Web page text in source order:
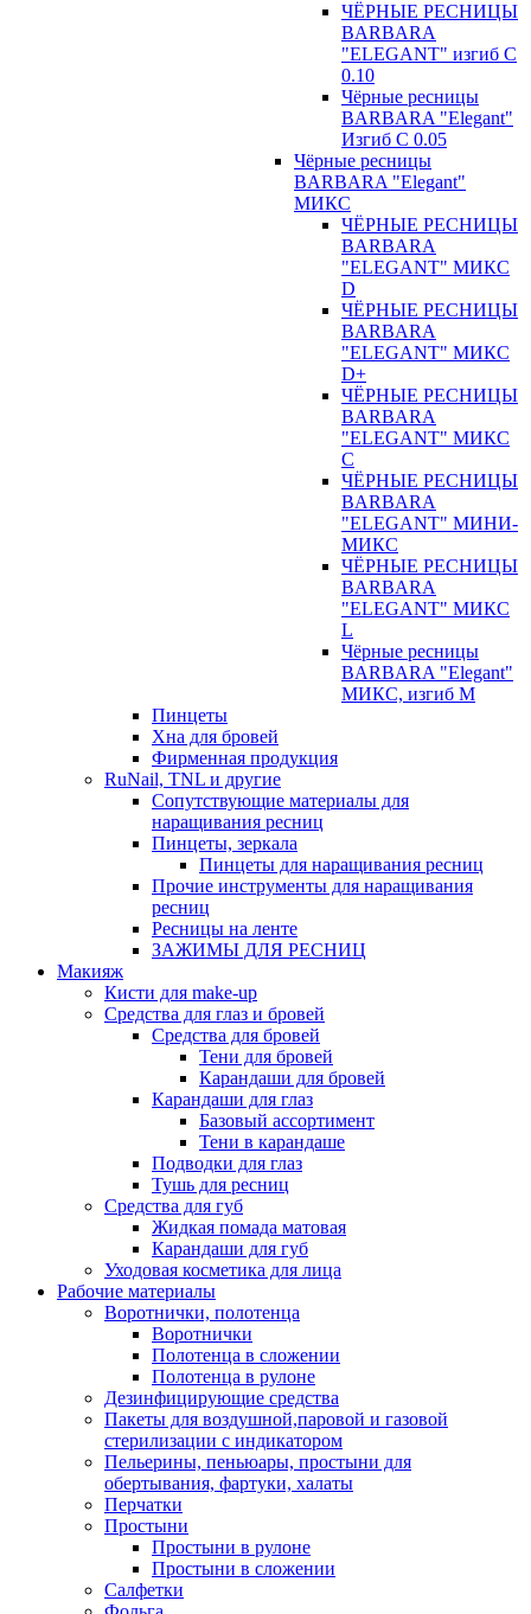
ЧЁРНЫЕ РЕСНИЦЫ
BARBARA
"ELEGANT" изгиб С
0.10
Чёрные ресницы
BARBARA "Elegant"
Изгиб С 0.05
Чёрные ресницы
BARBARA "Elegant"
МИКС
ЧЁРНЫЕ РЕСНИЦЫ
BARBARA
"ELEGANT" МИКС
D
ЧЁРНЫЕ РЕСНИЦЫ
BARBARA
"ELEGANT" МИКС
D+
ЧЁРНЫЕ РЕСНИЦЫ
BARBARA
"ELEGANT" МИКС
С
ЧЁРНЫЕ РЕСНИЦЫ
BARBARA
"ELEGANT" МИНИ-
МИКС
ЧЁРНЫЕ РЕСНИЦЫ
BARBARA
"ELEGANT" МИКС
L
Чёрные ресницы
BARBARA "Elegant"
МИКС, изгиб М
Пинцеты
Хна для бровей
Фирменная продукция
RuNail, TNL и другие
Сопутствующие материалы для
наращивания ресниц
Пинцеты, зеркала
Пинцеты для наращивания ресниц
Прочие инструменты для наращивания
ресниц
Ресницы на ленте
ЗАЖИМЫ ДЛЯ РЕСНИЦ
Макияж
Кисти для make-up
Средства для глаз и бровей
Средства для бровей
Тени для бровей
Карандаши для бровей
Карандаши для глаз
Базовый ассортимент
Тени в карандаше
Подводки для глаз
Тушь для ресниц
Средства для губ
Жидкая помада матовая
Карандаши для губ
Уходовая косметика для лица
Рабочие материалы
Воротнички, полотенца
Воротнички
Полотенца в сложении
Полотенца в рулоне
Дезинфицирующие средства
Пакеты для воздушной,паровой и газовой
стерилизации с индикатором
Пельерины, пеньюары, простыни для
обертывания, фартуки, халаты
Перчатки
Простыни
Простыни в рулоне
Простыни в сложении
Салфетки